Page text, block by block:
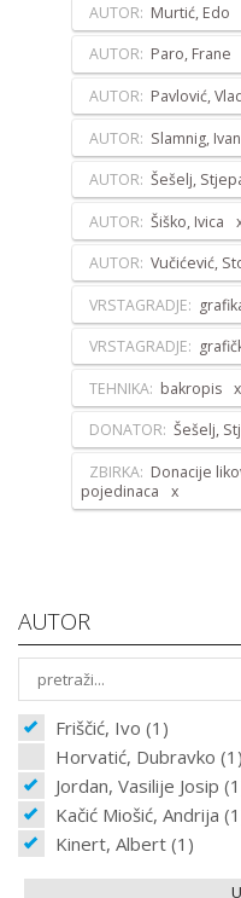
AUTOR: Murtić, Edo
AUTOR: Paro, Frane
AUTOR: Pavlović,
AUTOR: Slamnig, Ivan
AUTOR: Šešelj,
AUTOR: Šiško, Ivica
AUTOR: Vučićević,
VRSTAGRADJE:
VRSTAGRADJE:
TEHNIKA: bakropis
DONATOR: Šešelj,
ZBIRKA: Donacije
pojedinaca
AUTOR
Friščić, Ivo (1)
Horvatić, Dubravko (1)
Jordan, Vasilije Josip
Kačić Miošić, Andrija
Kinert, Albert (1)